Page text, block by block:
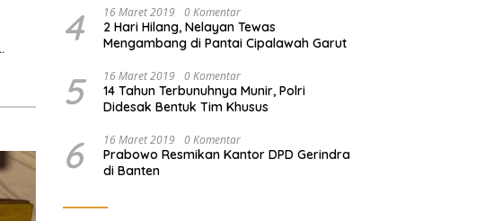
4 16 Maret 2019 0 Komentar
2 Hari Hilang, Nelayan Tewas
Mengambang di Pantai Cipalawah Garut
5 16 Maret 2019 0 Komentar
14 Tahun Terbunuhnya Munir, Polri
Didesak Bentuk Tim Khusus
6 16 Maret 2019 0 Komentar
Prabowo Resmikan Kantor DPD Gerindra
di Banten